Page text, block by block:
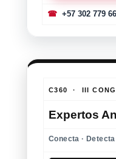
☎+57 302 779
C360 · III
Expertos
Conecta ·